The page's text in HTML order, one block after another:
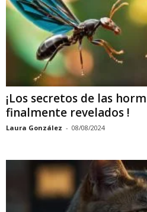
¡Los secretos de las
finalmente revelados !
Laura González - 08/08/2024